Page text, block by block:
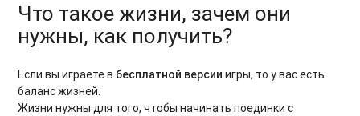
Что такое жизни, зачем они
нужны, как получить?
Если вы играете в бесплатной версии игры, то у вас есть
баланс жизней.
Жизни нужны для того, чтобы начинать поединки с